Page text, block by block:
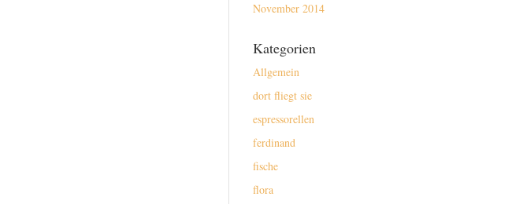
November 2014
Kategorien
Allgemein
dort fliegt sie
espressorellen
ferdinand
fische
flora